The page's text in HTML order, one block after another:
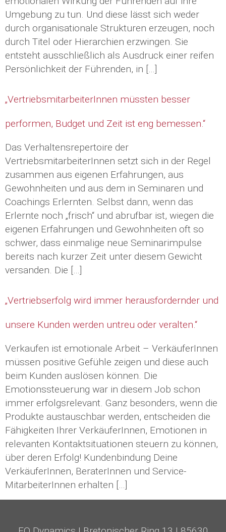
Umgebung zu tun. Und diese lässt sich weder
durch organisationale Strukturen erzeugen, noch
durch Titel oder Hierarchien erzwingen. Sie
entsteht ausschließlich als Ausdruck einer reifen
Persönlichkeit der Führenden, in […]
„VertriebsmitarbeiterInnen müssten besser
performen, Budget und Zeit ist eng bemessen.“
Das Verhaltensrepertoire der
VertriebsmitarbeiterInnen setzt sich in der Regel
zusammen aus eigenen Erfahrungen, aus
Gewohnheiten und aus dem in Seminaren und
Coachings Erlernten. Selbst dann, wenn das
Erlernte noch „frisch“ und abrufbar ist, wiegen die
eigenen Erfahrungen und Gewohnheiten oft so
schwer, dass einmalige neue Seminarimpulse
bereits nach kurzer Zeit unter diesem Gewicht
versanden. Die […]
„Vertriebserfolg wird immer herausfordernder und
unsere Kunden werden untreu oder veralten.“
Verkaufen ist emotionale Arbeit – VerkäuferInnen
müssen positive Gefühle zeigen und diese auch
beim Kunden auslösen können. Die
Emotionssteuerung war in diesem Job schon
immer erfolgsrelevant. Ganz besonders, wenn die
Produkte austauschbar werden, entscheiden die
Fähigkeiten Ihrer VerkäuferInnen, Emotionen in
relevanten Kontaktsituationen steuern zu können,
über deren Erfolg! Kundenbindung Deine
VerkäuferInnen, BeraterInnen und Service-
MitarbeiterInnen erhalten […]